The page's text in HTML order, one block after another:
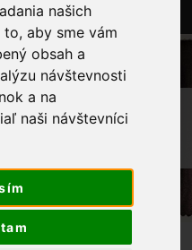
našich
aby sme vám
obsah a
návštevnosti
a na
naši návštevníci
Z NAŠEJ DIELNE
3 - 5 ROKOV -
MODRÝ